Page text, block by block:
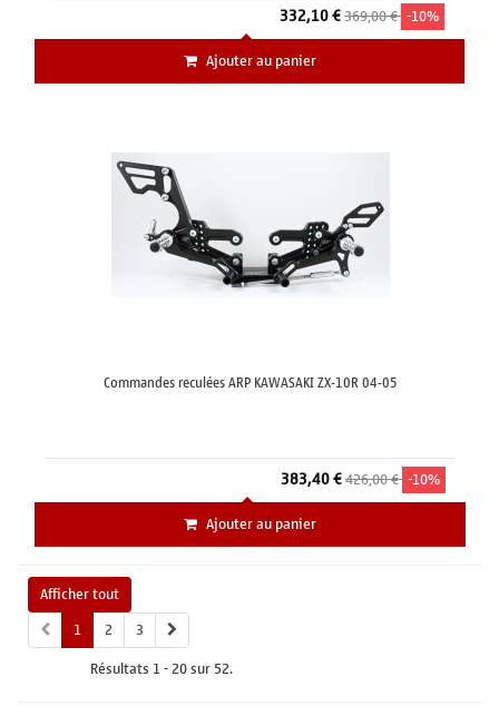
332,10 €369,00 € -10%
Ajouter au panier
Commandes reculées ARP KAWASAKI ZX-10R 04-05
383,40 €426,00 € -10%
Ajouter au panier
Afficher tout
1
2
3
Résultats 1 - 20 sur 52.